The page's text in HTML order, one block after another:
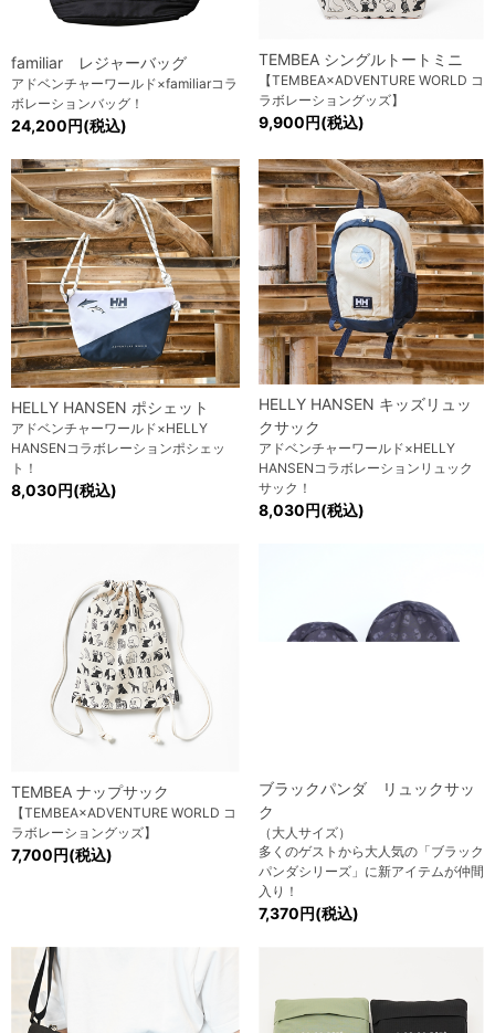
familiar レジャーバッグ
アドベンチャーワールド×familiarコラ
ボレーションバッグ！
24,200円(税込)
TEMBEA シングルトートミニ
【TEMBEA×ADVENTURE WORLD コ
ラボレーショングッズ】
9,900円(税込)
HELLY HANSEN ポシェット
アドベンチャーワールド×HELLY
HANSENコラボレーションポシェッ
ト！
8,030円(税込)
HELLY HANSEN キッズリュッ
クサック
アドベンチャーワールド×HELLY
HANSENコラボレーションリュック
サック！
8,030円(税込)
TEMBEA ナップサック
【TEMBEA×ADVENTURE WORLD コ
ラボレーショングッズ】
7,700円(税込)
ブラックパンダ リュックサッ
ク
（大人サイズ）
多くのゲストから大人気の「ブラック
パンダシリーズ」に新アイテムが仲間
入り！
7,370円(税込)